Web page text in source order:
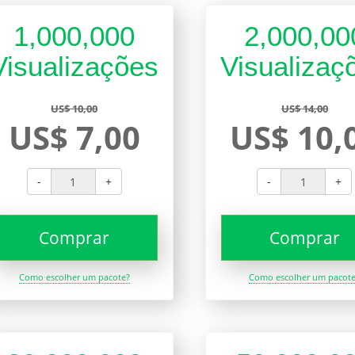
1,000,000
US$ 10,00
US$ 7,00
- +
Comprar
Como escolher um pacote?
US$ 14,00
US$
- +
Comprar
Como escolher um